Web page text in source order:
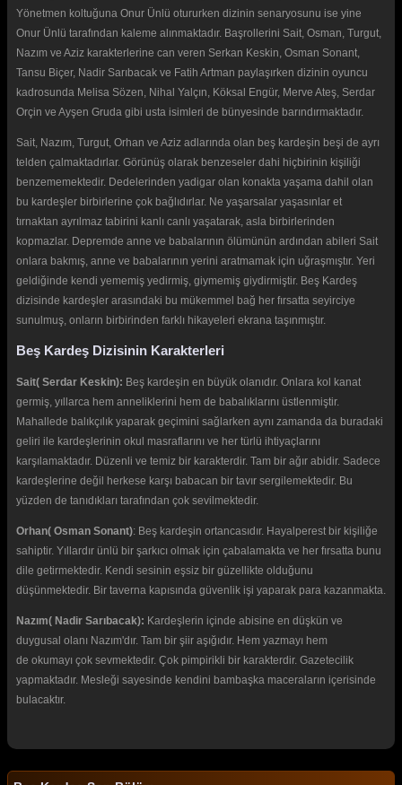
Yönetmen koltuğuna Onur Ünlü otururken dizinin senaryosunu ise yine
Onur Ünlü tarafından kaleme alınmaktadır. Başrollerini Sait, Osman, Turgut,
Nazım ve Aziz karakterlerine can veren Serkan Keskin, Osman Sonant,
Tansu Biçer, Nadir Sarıbacak ve Fatih Artman paylaşırken dizinin oyuncu
kadrosunda Melisa Sözen, Nihal Yalçın, Köksal Engür, Merve Ateş, Serdar
Orçin ve Ayşen Gruda gibi usta isimleri de bünyesinde barındırmaktadır.
Sait, Nazım, Turgut, Orhan ve Aziz adlarında olan beş kardeşin beşi de ayrı
telden çalmaktadırlar. Görünüş olarak benzeseler dahi hiçbirinin kişiliği
benzememektedir. Dedelerinden yadigar olan konakta yaşama dahil olan
bu kardeşler birbirlerine çok bağlıdırlar. Ne yaşarsalar yaşasınlar et
tırnaktan ayrılmaz tabirini kanlı canlı yaşatarak, asla birbirlerinden
kopmazlar. Depremde anne ve babalarının ölümünün ardından abileri Sait
onlara bakmış, anne ve babalarının yerini aratmamak için uğraşmıştır. Yeri
geldiğinde kendi yememiş yedirmiş, giymemiş giydirmiştir. Beş Kardeş
dizisinde kardeşler arasındaki bu mükemmel bağ her fırsatta seyirciye
sunulmuş, onların birbirinden farklı hikayeleri ekrana taşınmıştır.
Beş Kardeş Dizisinin Karakterleri
Sait( Serdar Keskin): Beş kardeşin en büyük olanıdır. Onlara kol kanat
germiş, yıllarca hem anneliklerini hem de babalıklarını üstlenmiştir.
Mahallede balıkçılık yaparak geçimini sağlarken aynı zamanda da buradaki
geliri ile kardeşlerinin okul masraflarını ve her türlü ihtiyaçlarını
karşılamaktadır. Düzenli ve temiz bir karakterdir. Tam bir ağır abidir. Sadece
kardeşlerine değil herkese karşı babacan bir tavır sergilemektedir. Bu
yüzden de tanıdıkları tarafından çok sevilmektedir.
Orhan( Osman Sonant): Beş kardeşin ortancasıdır. Hayalperest bir kişiliğe
sahiptir. Yıllardır ünlü bir şarkıcı olmak için çabalamakta ve her fırsatta bunu
dile getirmektedir. Kendi sesinin eşsiz bir güzellikte olduğunu
düşünmektedir. Bir taverna kapısında güvenlik işi yaparak para kazanmakta.
Nazım( Nadir Sarıbacak): Kardeşlerin içinde abisine en düşkün ve
duygusal olanı Nazım'dır. Tam bir şiir aşığıdır. Hem yazmayı hem
de okumayı çok sevmektedir. Çok pimpirikli bir karakterdir. Gazetecilik
yapmaktadır. Mesleği sayesinde kendini bambaşka maceraların içerisinde
bulacaktır.